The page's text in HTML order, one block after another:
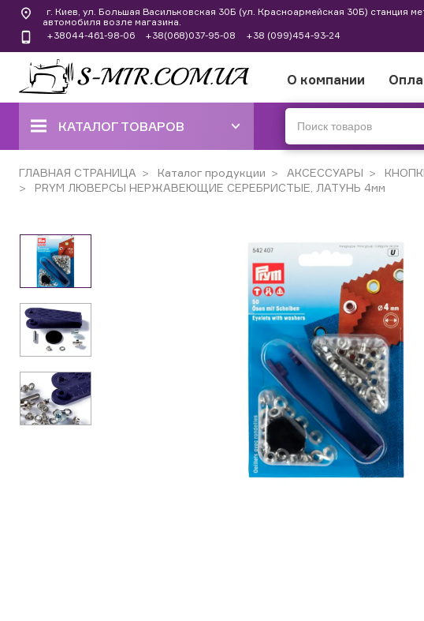
г. Киев, ул. Большая Васильковская 30Б (ул. Красноармейская 30Б) станция
автомобиля возле магазина.
+38044-461-98-06
+38(068)037-95-08 +38 (099)454-93-24
О компании
КАТАЛОГ ТОВАРОВ
ШВЕЙНЫЕ МАШИНЫ
ВЫШИВАЛЬНЫЕ И ШВЕЙНО-
ВЫШИВАЛЬНЫЕ
ШВЕЙНЫЕ МАШИНЫ РУЧНОГО
СТЕЖКА
ВЯЗАЛЬНЫЕ МАШИНЫ
АКСЕССУАРЫ
БРЕНДЫ
ГЛАВНАЯ СТРАНИЦА Каталог продукции АКСЕССУАРЫ
PRYM ЛЮВЕРСЫ НЕРЖАВЕЮЩИЕ СЕРЕБРИСТЫЕ, ЛАТУНЬ 4мм